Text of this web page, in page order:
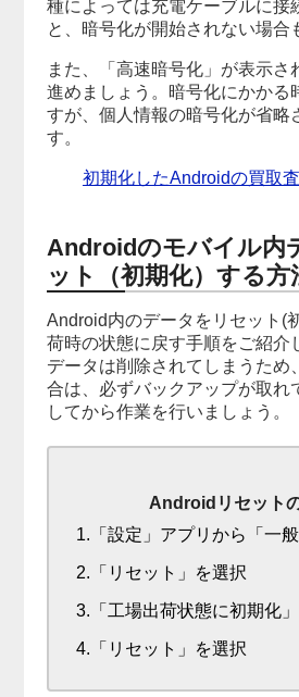
種によっては充電ケーブルに接
と、暗号化が開始されない場合
また、「高速暗号化」が表示さ
進めましょう。暗号化にかかる
すが、個人情報の暗号化が省略
す。
初期化したAndroidの買取
Androidのモバイル内
ット（初期化）する方
Android内のデータをリセット(
荷時の状態に戻す手順をご紹介
データは削除されてしまうため
合は、必ずバックアップが取れ
してから作業を行いましょう。
Androidリセット
1.「設定」アプリから「一
2.「リセット」を選択
3.「工場出荷状態に初期化
4.「リセット」を選択